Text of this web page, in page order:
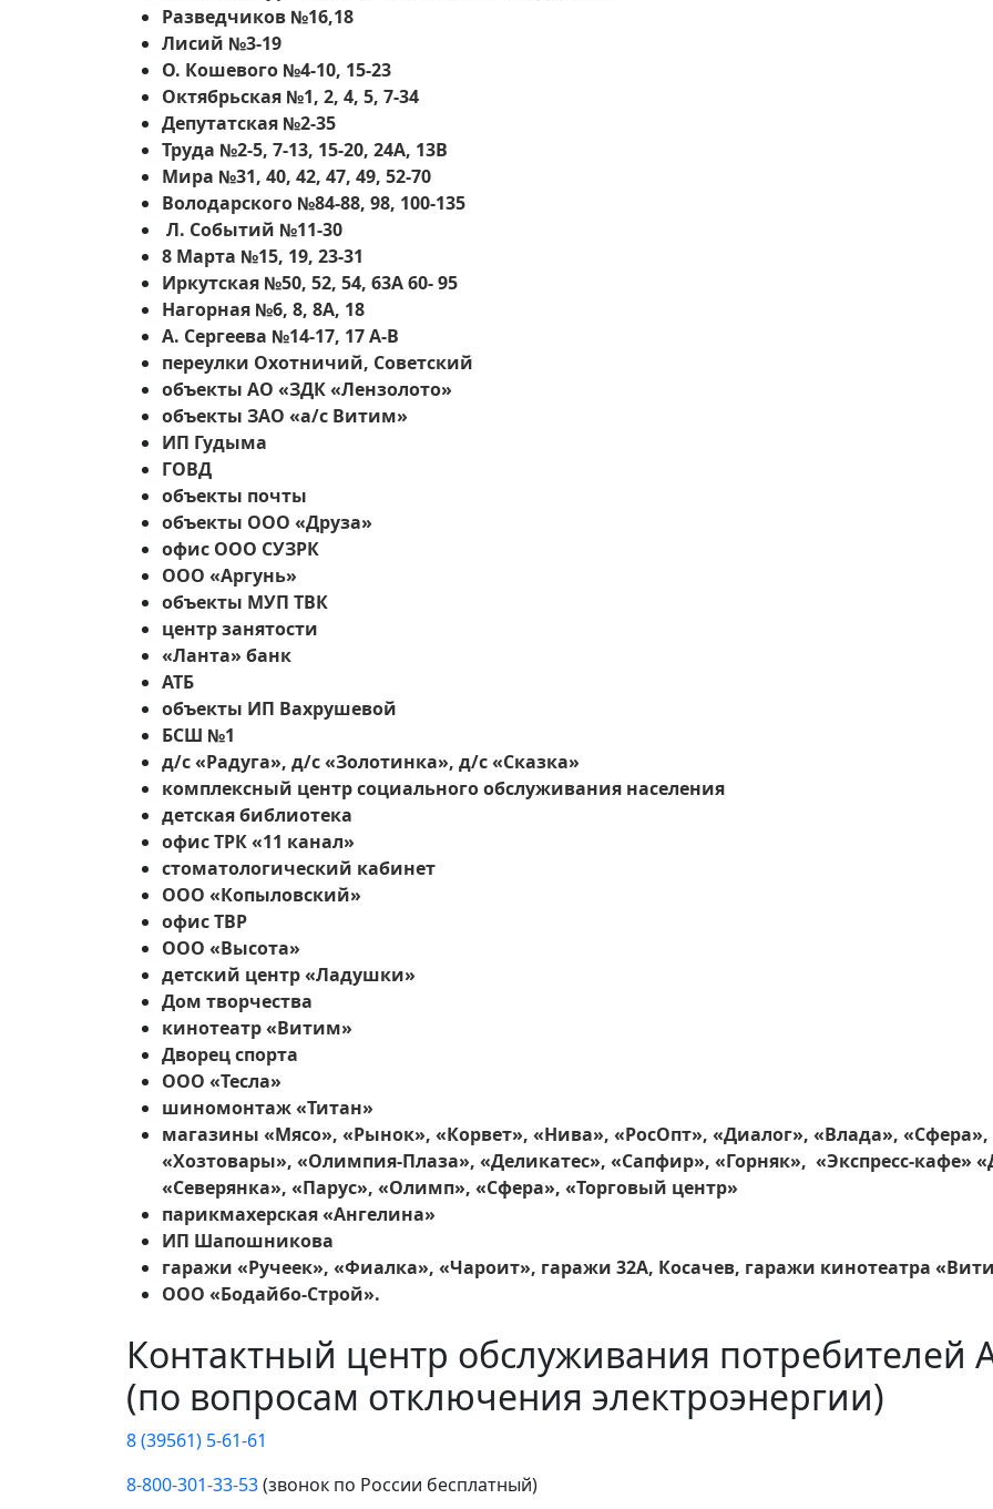
Разведчиков №16,18
Лисий №3-19
О. Кошевого №4-10, 15-23
Октябрьская №1, 2, 4, 5, 7-34
Депутатская №2-35
Труда №2-5, 7-13, 15-20, 24А, 13В
Мира №31, 40, 42, 47, 49, 52-70
Володарского №84-88, 98, 100-135
Л. Событий №11-30
8 Марта №15, 19, 23-31
Иркутская №50, 52, 54, 63А 60- 95
Нагорная №6, 8, 8А, 18
А. Сергеева №14-17, 17 А-В
переулки Охотничий, Советский
объекты АО «ЗДК «Лензолото»
объекты ЗАО «а/с Витим»
ИП Гудыма
ГОВД
объекты почты
объекты ООО «Друза»
офис ООО СУЗРК
ООО «Аргунь»
объекты МУП ТВК
центр занятости
«Ланта» банк
АТБ
объекты ИП Вахрушевой
БСШ №1
д/с «Радуга», д/с «Золотинка», д/с «Сказка»
комплексный центр социального обслуживания населения
детская библиотека
офис ТРК «11 канал»
стоматологический кабинет
ООО «Копыловский»
офис ТВР
ООО «Высота»
детский центр «Ладушки»
Дом творчества
кинотеатр «Витим»
Дворец спорта
ООО «Тесла»
шиномонтаж «Титан»
магазины «Мясо», «Рынок», «Корвет», «Нива», «РосОпт», «Диалог», «Влада»,
«Хозтовары», «Олимпия-Плаза», «Деликатес», «Сапфир», «Горняк», «Экспресс-кафе»
«Северянка», «Парус», «Олимп», «Сфера», «Торговый центр»
парикмахерская «Ангелина»
ИП Шапошникова
гаражи «Ручеек», «Фиалка», «Чароит», гаражи 32А, Косачев, гаражи кинотеатра
ООО «Бодайбо-Строй».
Контактный центр обслуживания потребителей
(по вопросам отключения электроэнергии)
8 (39561) 5-61-61
8-800-301-33-53(звонок по России бесплатный)